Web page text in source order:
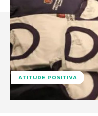
ATITUDE POSITIVA